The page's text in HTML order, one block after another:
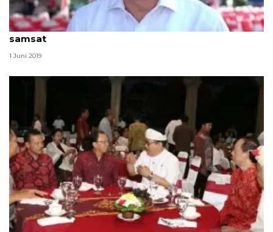
Saat cuti Lebaran, Pemprov Bali tetap buka layanan
samsat
1 Juni 2019